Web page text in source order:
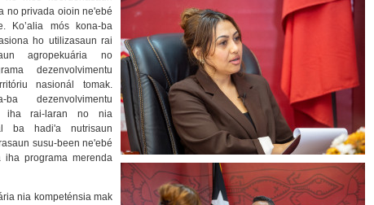
no privada oioin ne'ebé
Ko’alia mós kona-ba
ho utilizasaun rai
agropekuária no
dezenvolvimentu
nasionál tomak.
dezenvolvimentu
iha rai-laran no nia
ba hadi'a nutrisaun
susu-been ne'ebé
programa merenda
nia kompeténsia mak